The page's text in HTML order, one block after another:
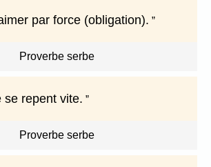
par force (obligation).
Proverbe serbe
se repent vite.
Proverbe serbe